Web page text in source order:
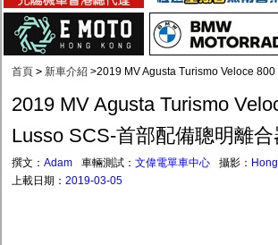
首頁 > 新車介紹 >2019 MV Agusta Turismo Veloce
2019 MV Agusta Turismo
Lusso SCS-首部配備聰明離
撰文： Adam 車輛測試： 文偉電單車中心 攝影： Hong
上載日期： 2019-03-05